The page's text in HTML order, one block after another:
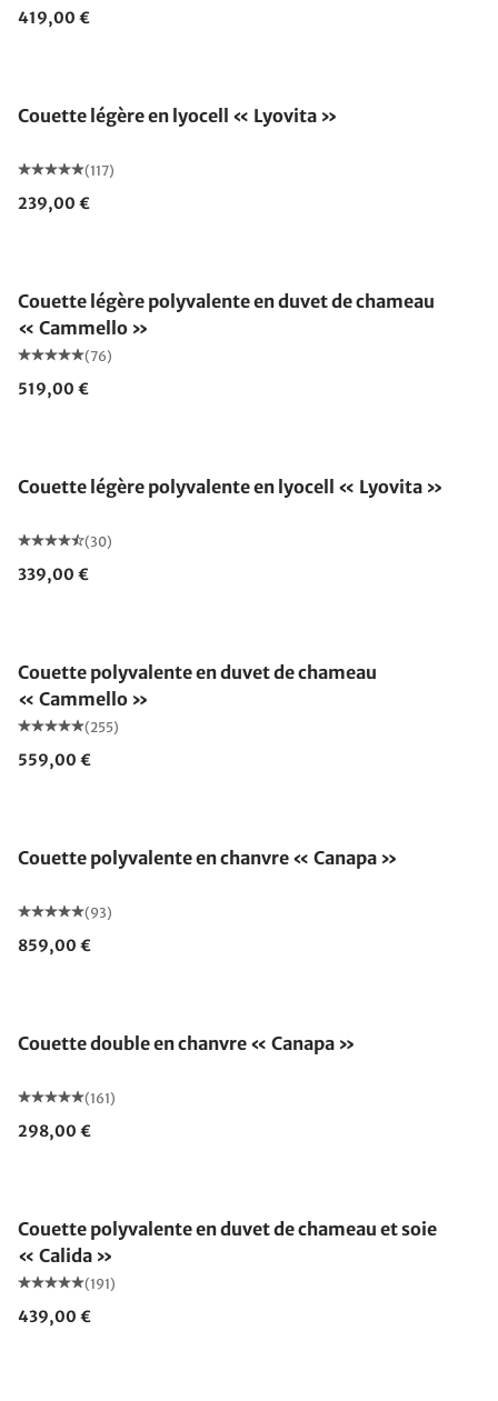
419,00 €
Couette légère en lyocell « Lyovita »
(117)
239,00 €
Couette légère polyvalente en duvet de chameau
« Cammello »
(76)
519,00 €
Couette légère polyvalente en lyocell « Lyovita »
(30)
339,00 €
Couette polyvalente en duvet de chameau
« Cammello »
(255)
559,00 €
Couette polyvalente en chanvre « Canapa »
(93)
859,00 €
Couette double en chanvre « Canapa »
(161)
298,00 €
Couette polyvalente en duvet de chameau et soie
« Calida »
(191)
439,00 €